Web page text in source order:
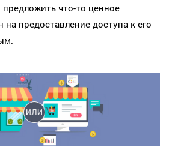
что-то ценное
предоставление доступа к его